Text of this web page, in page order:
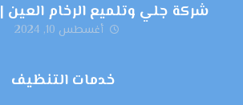
شركة جلي وتلميع الرخام العين |0545307678
أغسطس 10, 2024
خدمات التنظيف